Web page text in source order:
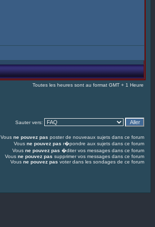
Toutes les heures sont au format GMT + 1 Heure
Sauter vers:
Vous ne pouvez pas poster de nouveaux sujets dans ce forum
Vous ne pouvez pas r�pondre aux sujets dans ce forum
Vous ne pouvez pas �diter vos messages dans ce forum
Vous ne pouvez pas supprimer vos messages dans ce forum
Vous ne pouvez pas voter dans les sondages de ce forum